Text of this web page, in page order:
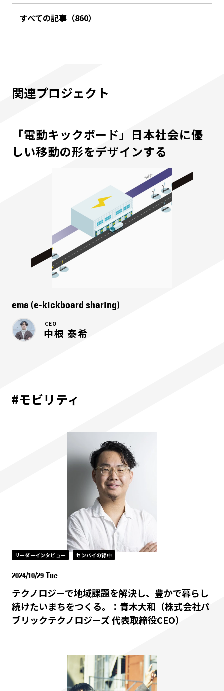
すべての記事（860）
関連プロジェクト
「電動キックボード」日本社会に優
しい移動の形をデザインする
ema (e-kickboard sharing)
CEO
中根 泰希
#モビリティ
リーダーインタビュー センパイの背中
2024/10/29 Tue
テクノロジーで地域課題を解決し、豊かで暮らし
続けたいまちをつくる。：青木大和（株式会社パ
ブリックテクノロジーズ 代表取締役CEO）